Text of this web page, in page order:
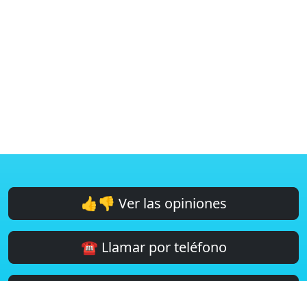
👍👎 Ver las opiniones
☎️ Llamar por teléfono